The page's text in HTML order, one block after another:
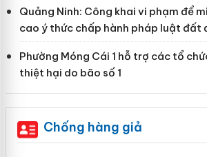
Quảng Ninh: Công khai vi phạm để
cao ý thức chấp hành pháp luật đất
Phường Móng Cái 1 hỗ trợ các tổ
thiệt hại do bão số 1
Chống hàng giả